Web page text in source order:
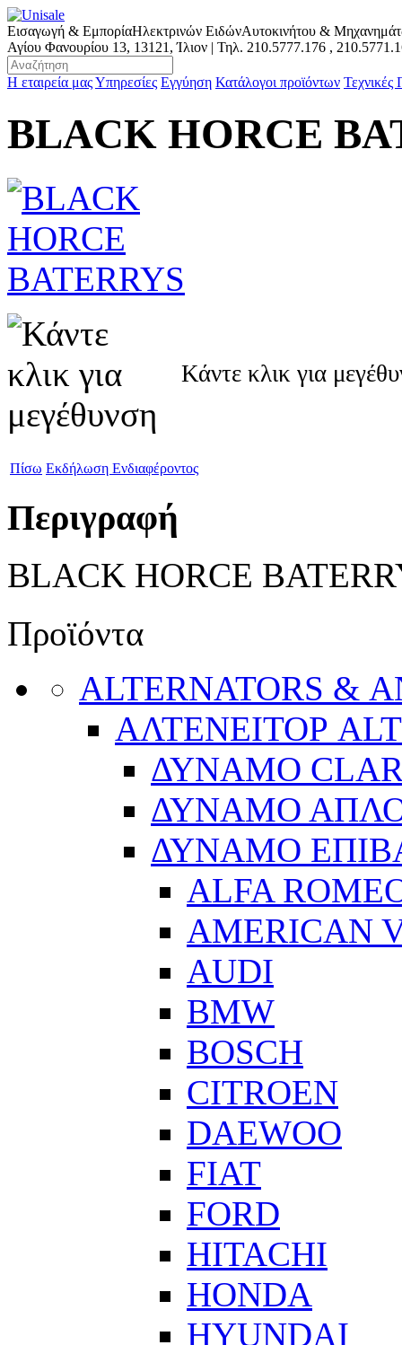
Εισαγωγή & ΕμπορίαΗλεκτρινών ΕιδώνΑυτοκινήτου &
Αγίου Φανουρίου 13, 13121, Ίλιον | Τηλ. 210.5777.176 ,
Η εταιρεία μαςΥπηρεσίες Εγγύηση Κατάλογοι προϊόντων Τεχνικές
BLACK HORCE
Κάντε κλικ για
Πίσω Εκδήλωση Ενδιαφέροντος
Περιγραφή
BLACK HORCE
Προϊόντα
ALTERNATORS &
ΑΛΤΕΝΕΙΤΟΡ
ΔΥΝΑΜΟ
ΔΥΝΑΜΟ
ΔΥΝΑΜΟ
ALFA
AMERICAN
AUDI
BMW
BOSCH
CITROEN
DAEWOO
FIAT
FORD
HITACHI
HONDA
HYUNDAI